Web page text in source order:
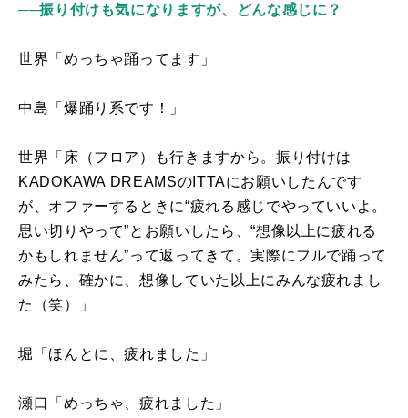
──振り付けも気になりますが、どんな感じに？
世界「めっちゃ踊ってます」
中島「爆踊り系です！」
世界「床（フロア）も行きますから。振り付けは
KADOKAWA DREAMSの ITTAにお願いしたんです
が、オファーするときに“疲れる感じでやっていいよ。
思い切りやって”とお願いしたら、“想像以上に疲れる
かもしれません”って返ってきて。実際にフルで踊って
みたら、確かに、想像していた以上にみんな疲れまし
た（笑）」
堀「ほんとに、疲れました」
瀬口「めっちゃ、疲れました」